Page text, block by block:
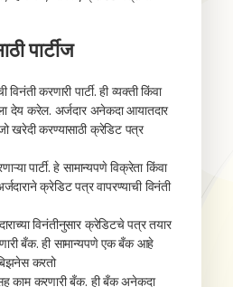
पार्टीज
करणारी पार्टी. ही व्यक्ती किंवा
देय करेल. अर्जदार अनेकदा आयातदार
खरेदी करण्यासाठी क्रेडिट पत्र
पार्टी. हे सामान्यपणे विक्रेता किंवा
क्रेडिट पत्र वापरण्याची विनंती
विनंतीनुसार क्रेडिटचे पत्र तयार
बँक. ही सामान्यपणे एक बँक आहे
करतो
काम करणारी बँक. ही बँक अनेकदा